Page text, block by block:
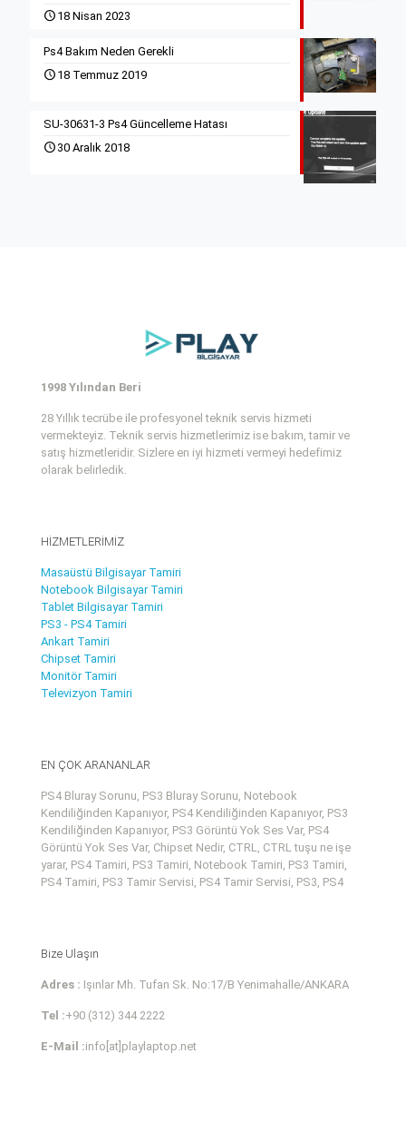
18 Nisan 2023
Ps4 Bakım Neden Gerekli
18 Temmuz 2019
SU-30631-3 Ps4 Güncelleme Hatası
30 Aralık 2018
1998 Yılından Beri
28 Yıllık tecrübe ile profesyonel teknik servis hizmeti
vermekteyiz. Teknik servis hizmetlerimiz ise bakım, tamir ve
satış hizmetleridir. Sizlere en iyi hizmeti vermeyi hedefimiz
olarak belirledik.
HİZMETLERİMİZ
Masaüstü Bilgisayar Tamiri
Notebook Bilgisayar Tamiri
Tablet Bilgisayar Tamiri
PS3 - PS4 Tamiri
Ankart Tamiri
Chipset Tamiri
Monitör Tamiri
Televizyon Tamiri
EN ÇOK ARANANLAR
PS4 Bluray Sorunu, PS3 Bluray Sorunu, Notebook
Kendiliğinden Kapanıyor, PS4 Kendiliğinden Kapanıyor, PS3
Kendiliğinden Kapanıyor, PS3 Görüntü Yok Ses Var, PS4
Görüntü Yok Ses Var, Chipset Nedir, CTRL, CTRL tuşu ne işe
yarar, PS4 Tamiri, PS3 Tamiri, Notebook Tamiri, PS3 Tamiri,
PS4 Tamiri, PS3 Tamir Servisi, PS4 Tamir Servisi, PS3, PS4
Bize Ulaşın
Adres : Işınlar Mh. Tufan Sk. No:17/B Yenimahalle/ANKARA
Tel :+90 (312) 344 2222
E-Mail :info[at]playlaptop.net